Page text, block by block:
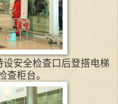
安全检查口后登搭电梯
查柜台。